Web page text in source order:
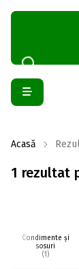
Acasă
1 rezultat
Condimente și
sosuri
(1)